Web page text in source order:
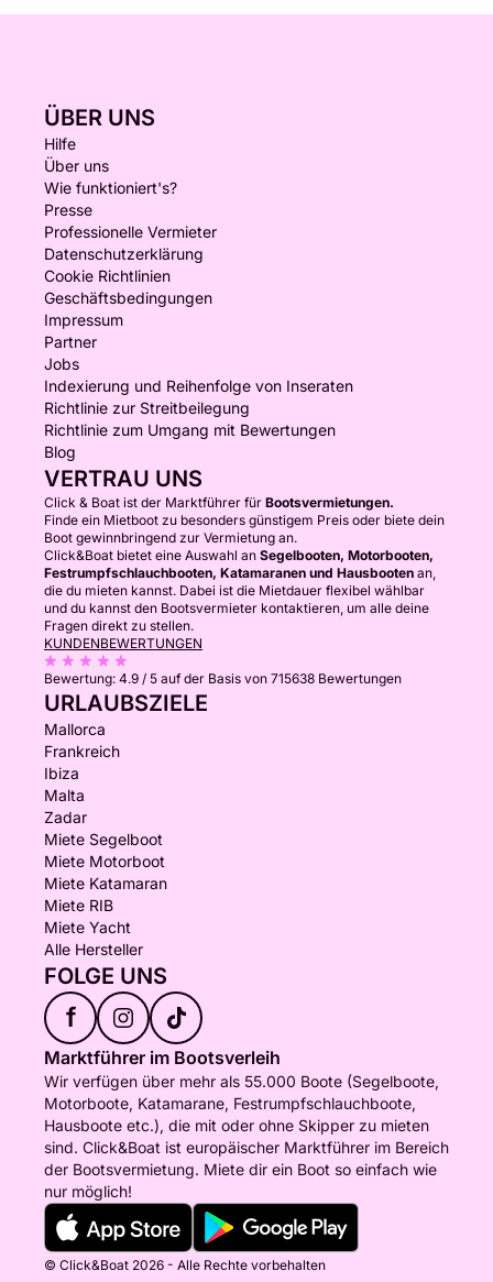
ÜBER UNS
Hilfe
Über uns
Wie funktioniert's?
Presse
Professionelle Vermieter
Datenschutzerklärung
Cookie Richtlinien
Geschäftsbedingungen
Impressum
Partner
Jobs
Indexierung und Reihenfolge von Inseraten
Richtlinie zur Streitbeilegung
Richtlinie zum Umgang mit Bewertungen
Blog
VERTRAU UNS
Click & Boat ist der Marktführer für Bootsvermietungen.
Finde ein Mietboot zu besonders günstigem Preis oder biete dein
Boot gewinnbringend zur Vermietung an.
Click&Boat bietet eine Auswahl an Segelbooten, Motorbooten,
Festrumpfschlauchbooten, Katamaranen und Hausbooten an,
die du mieten kannst. Dabei ist die Mietdauer flexibel wählbar
und du kannst den Bootsvermieter kontaktieren, um alle deine
Fragen direkt zu stellen.
KUNDENBEWERTUNGEN
Bewertung: 4.9 / 5 auf der Basis von 715638 Bewertungen
URLAUBSZIELE
Mallorca
Frankreich
Ibiza
Malta
Zadar
Miete Segelboot
Miete Motorboot
Miete Katamaran
Miete RIB
Miete Yacht
Alle Hersteller
FOLGE UNS
f
Marktführer im Bootsverleih
Wir verfügen über mehr als 55.000 Boote (Segelboote,
Motorboote, Katamarane, Festrumpfschlauchboote,
Hausboote etc.), die mit oder ohne Skipper zu mieten
sind. Click&Boat ist europäischer Marktführer im Bereich
der Bootsvermietung. Miete dir ein Boot so einfach wie
nur möglich!
© Click&Boat 2026 - Alle Rechte vorbehalten